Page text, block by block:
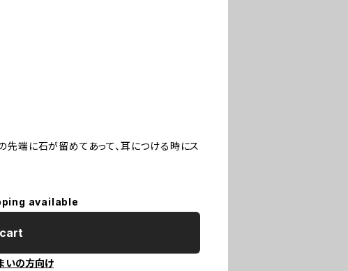
先端に石が留めてあって、耳につける時にス
available
いの方向け